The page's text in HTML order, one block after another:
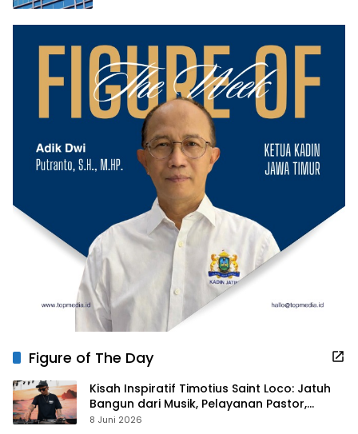
Figure of The Day
Kisah Inspiratif Timotius Saint Loco: Jatuh
Bangun dari Musik, Pelayanan Pastor,
hingga Gurita Bisnis Sambal Babon
8 Juni 2026